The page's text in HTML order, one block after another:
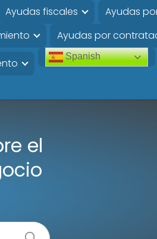
Ayudas fiscales
Ayudas
Ayudas por
Spanish
el